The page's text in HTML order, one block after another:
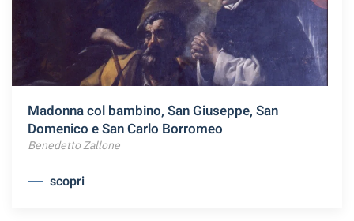
Madonna col bambino, San Giuseppe, San
Domenico e San Carlo Borromeo
Benedetto Zallone
scopri